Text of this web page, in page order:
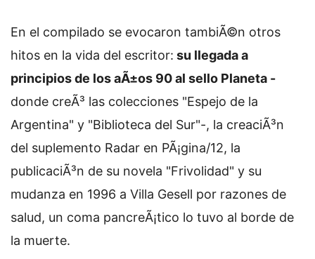
En el compilado se evocaron tambiÃ©n otros
hitos en la vida del escritor: su llegada a
principios de los aÃ±os 90 al sello Planeta -
donde creÃ³ las colecciones "Espejo de la
Argentina" y "Biblioteca del Sur"-, la creaciÃ³n
del suplemento Radar en PÃ¡gina/12, la
publicaciÃ³n de su novela "Frivolidad" y su
mudanza en 1996 a Villa Gesell por razones de
salud, un coma pancreÃ¡tico lo tuvo al borde de
la muerte.